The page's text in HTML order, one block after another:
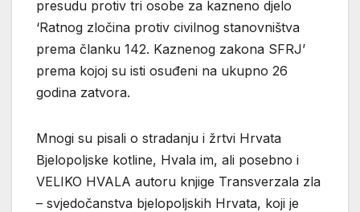
presudu protiv tri osobe za kazneno djelo
‘Ratnog zločina protiv civilnog stanovništva
prema članku 142. Kaznenog zakona SFRJ’
prema kojoj su isti osuđeni na ukupno 26
godina zatvora.
Mnogi su pisali o stradanju i žrtvi Hrvata
Bjelopoljske kotline, Hvala im, ali posebno i
VELIKO HVALA autoru knjige Transverzala zla
– svjedočanstva bjelopoljskih Hrvata, koji je